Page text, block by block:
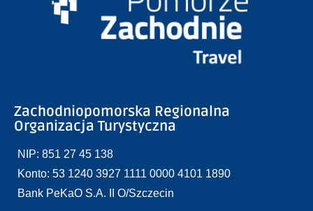
Zachodniopomorska Regionalna
Organizacja Turystyczna
NIP: 851 27 45 138
Konto: 53 1240 3927 1111 0000 4101 1890
Bank PeKaO S.A. II O/Szczecin